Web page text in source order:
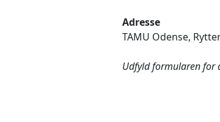
Adresse
TAMU Odense,
Udfyld formularen for